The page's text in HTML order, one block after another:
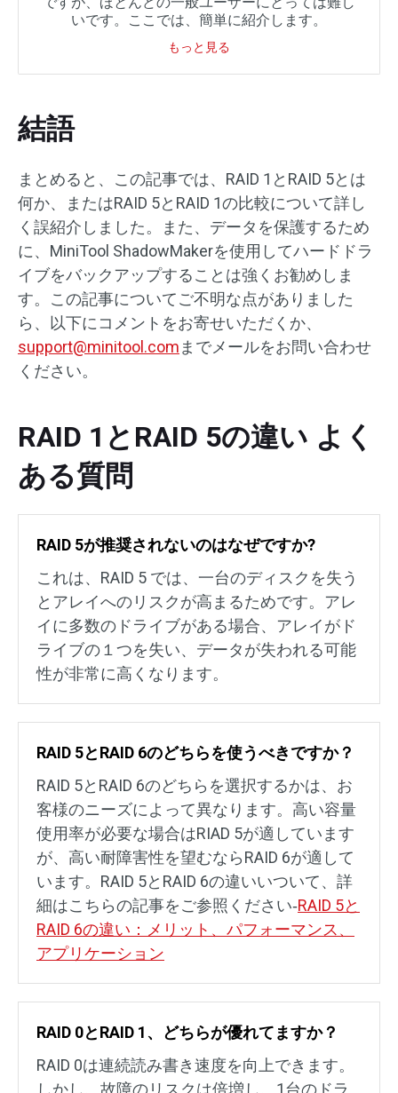
いです。ここでは、簡単に紹介します。
もっと見る
結語
まとめると、この記事では、RAID 1とRAID 5とは
何か、またはRAID 5とRAID 1の比較について詳し
く誤紹介しました。また、データを保護するため
に、MiniTool ShadowMakerを使用してハードドラ
イブをバックアップすることは強くお勧めしま
す。この記事についてご不明な点がありました
ら、以下にコメントをお寄せいただくか、
support@minitool.com までメールをお問い合わせ
ください。
RAID 1とRAID 5の違い よく
ある質問
RAID 5が推奨されないのはなぜですか?
これは、RAID 5 では、一台のディスクを失う
とアレイへのリスクが高まるためです。アレ
イに多数のドライブがある場合、アレイがド
ライブの１つを失い、データが失われる可能
性が非常に高くなります。
RAID 5とRAID 6のどちらを使うべきですか？
RAID 5とRAID 6のどちらを選択するかは、お
客様のニーズによって異なります。高い容量
使用率が必要な場合はRIAD 5が適しています
が、高い耐障害性を望むならRAID 6が適して
います。RAID 5とRAID 6の違いいついて、詳
細はこちらの記事をご参照ください‐RAID 5と
RAID 6の違い：メリット、パフォーマンス、
アプリケーション
RAID 0とRAID 1、どちらが優れてますか？
RAID 0は連続読み書き速度を向上できます。
しかし、故障のリスクは倍増し、1台のドラ